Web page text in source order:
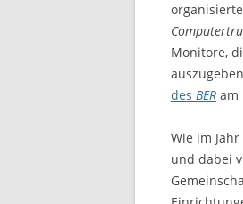
Monitore,
des BER am
Wie im
und dabei